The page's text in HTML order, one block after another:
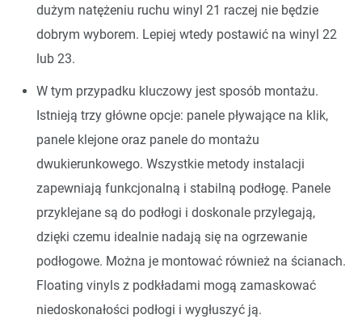
dużym natężeniu ruchu winyl 21 raczej nie będzie
dobrym wyborem. Lepiej wtedy postawić na winyl 22
lub 23.
W tym przypadku kluczowy jest sposób montażu.
Istnieją trzy główne opcje: panele pływające na klik,
panele klejone oraz panele do montażu
dwukierunkowego. Wszystkie metody instalacji
zapewniają funkcjonalną i stabilną podłogę. Panele
przyklejane są do podłogi i doskonale przylegają,
dzięki czemu idealnie nadają się na ogrzewanie
podłogowe. Można je montować również na ścianach.
Floating vinyls z podkładami mogą zamaskować
niedoskonałości podłogi i wygłuszyć ją.